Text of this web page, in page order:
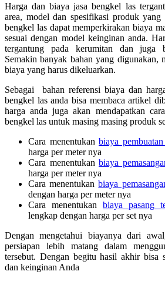
Harga dan biaya jasa bengkel las
area, model dan spesifikasi produk
bengkel las dapat memperkirakan biaya
sesuai dengan model keinginan anda.
tergantung pada kerumitan dan juga
Semakin banyak bahan yang digunakan,
biaya yang harus dikeluarkan.
Sebagai bahan referensi biaya dan
bengkel las anda bisa membaca artikel
harga anda juga akan mendapatkan
bengkel las untuk masing masing produk
Cara menentukan biaya
harga per meter nya
Cara menentukan biaya
harga per meter nya
Cara menentukanbiaya
dengan harga per meter nya
Cara menentukan biaya pasang
lengkap dengan harga per set nya
Dengan mengetahui biayanya dari
persiapan lebih matang dalam
tersebut. Dengan begitu hasil akhir bisa
dan keinginan Anda